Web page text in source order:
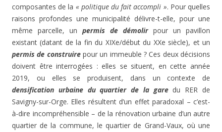
composantes de la « politique du fait accompli ». Pour quelles
raisons profondes une municipalité délivre-t-elle, pour une
même parcelle, un permis de démolirpour un pavillon
existant (datant de la fin du XIXe/début du XXe siècle), et un
permis de construirepour un immeuble ? Ces deux décisions
doivent être interrogées : elles se situent, en cette année
2019, ou elles se produisent, dans un contexte de
densification urbaine du quartier de la gare du RER de
Savigny-sur-Orge. Elles résultent d’un effet paradoxal – c’est-
à-dire incompréhensible – de la rénovation urbaine d’un autre
quartier de la commune, le quartier de Grand-Vaux, où une